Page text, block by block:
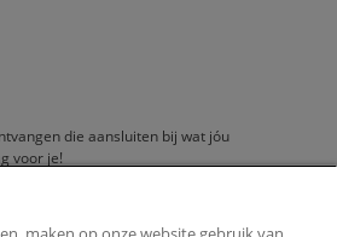
die aansluiten bij wat jóu
voor je!